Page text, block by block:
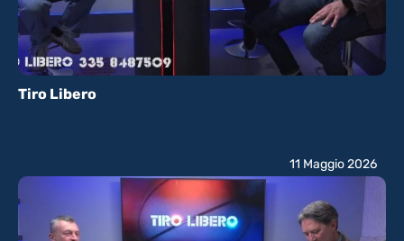
Tiro Libero
11 Maggio 2026